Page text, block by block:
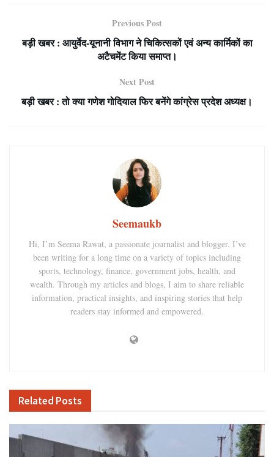
Previous Post
बड़ी खबर : आयुर्वेद-यूनानी विभाग ने चिकित्सकों एवं अन्य कार्मिकों का
अटैचमेंट किया समाप्त।
Next Post
बड़ी खबर : तो क्या गणेश गोदियाल फिर बनेंगे कांग्रेस प्रदेश अध्यक्ष।
Seemaukb
Hi, I’m Seema Rawat, a passionate journalist and blogger. I’ve
been writing for a long time on a variety of topics including
sports, technology, finance, government jobs, health, and
wealth. Through my articles and blogs, I aim to share reliable
information, practical insights, and inspiring stories that help
readers stay informed and empowered.
Related Posts